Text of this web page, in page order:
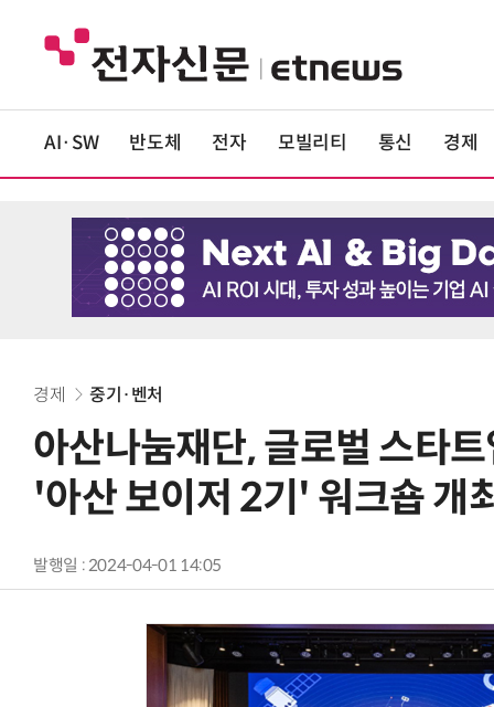
AI·SW 반도체 전자 모빌리티 통신 경제
경제 중기·벤처
아산나눔재단, 글로벌 스타
'아산 보이저 2기' 워크숍 개
발행일 : 2024-04-01 14:05